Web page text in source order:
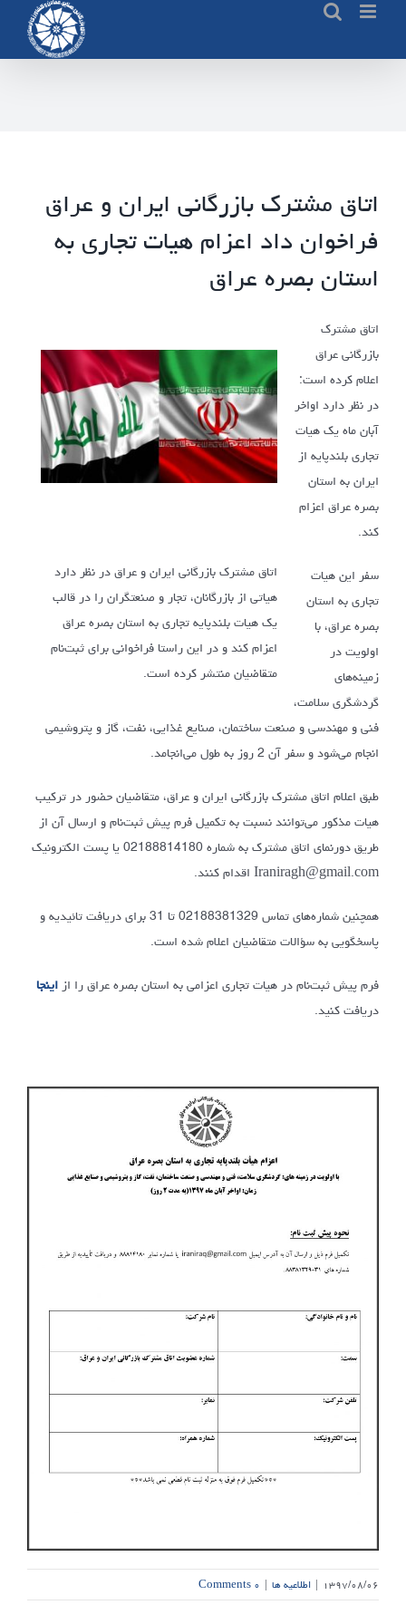
content
اتاق مشترک بازرگانی ایران و عراق
فراخوان داد اعزام هیات تجاری به
استان بصره عراق
اتاق مشترک بازرگانی ایران و عراق در نظر دارد
هیاتی از بازرگانان، تجار و صنعتگران را در قالب
یک هیات بلندپایه تجاری به استان بصره عراق
اعزام کند و در این راستا فراخوانی برای ثبت‌نام
متقاضیان منتشر کرده است.
اتاق مشترک
بازرگانی عراق
اعلام کرده است:
در نظر دارد اواخر
آبان ماه یک هیات
تجاری بلندپایه از
ایران به استان
بصره عراق اعزام
کند.
سفر این هیات
تجاری به استان
بصره عراق، با
اولویت در
زمینه‌های
گردشگری سلامت،
فنی و مهندسی و صنعت ساختمان، صنایع غذایی، نفت، گاز و پتروشیمی
انجام می‌شود و سفر آن 2 روز به طول می‌انجامد.
طبق اعلام اتاق مشترک بازرگانی ایران و عراق، متقاضیان حضور در ترکیب
هیات مذکور می‌توانند نسبت به تکمیل فرم پیش ثبت‌نام و ارسال آن از
طریق دورنمای اتاق مشترک به شماره 02188814180 یا پست الکترونیک
Iraniragh@gmail.com اقدام کنند.
همچنین شماره‌های تماس 02188381329 تا 31 برای دریافت تائیدیه و
پاسخگویی به سؤالات متقاضیان اعلام شده است.
فرم پیش ثبت‌نام در هیات تجاری اعزامی به استان بصره عراق را ازاینجا
دریافت کنید.
۱۳۹۷/۰۸/۰۶ | اطلاعیه ها | ۰ Comments